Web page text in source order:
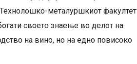
Технолошко-металуршкиот факултет
своето знаење во делот на
на вино, но на едно повисоко